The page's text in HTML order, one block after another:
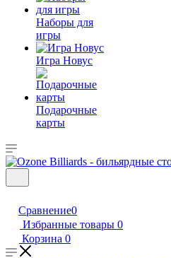
Наборы для
игры
Игра Новус
Подарочные
карты
Сравнение0
Избранные товары 0
Корзина 0